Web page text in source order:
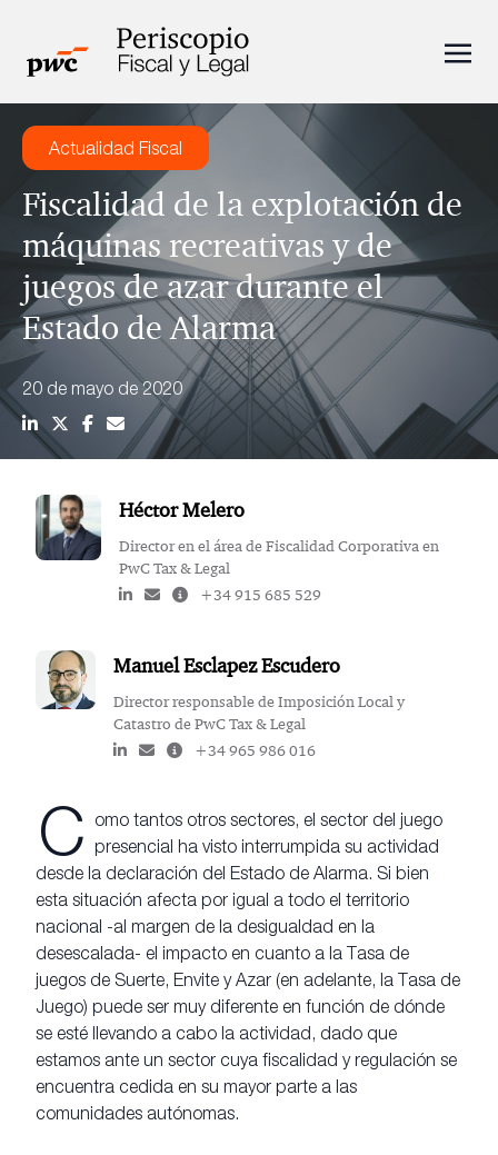
Actualidad Fiscal
Fiscalidad de la explotación de
máquinas recreativas y de
juegos de azar durante el
Estado de Alarma
20 de mayo de 2020
Héctor Melero
Director en el área de Fiscalidad Corporativa en
PwC Tax & Legal
+34 915 685 529
Manuel Esclapez Escudero
Director responsable de Imposición Local y
Catastro de PwC Tax & Legal
+34 965 986 016
C
omo tantos otros sectores, el sector del juego
presencial ha visto interrumpida su actividad
desde la declaración del Estado de Alarma. Si bien
esta situación afecta por igual a todo el territorio
nacional -al margen de la desigualdad en la
desescalada- el impacto en cuanto a la Tasa de
juegos de Suerte, Envite y Azar (en adelante, la Tasa de
Juego) puede ser muy diferente en función de dónde
se esté llevando a cabo la actividad, dado que
estamos ante un sector cuya fiscalidad y regulación se
encuentra cedida en su mayor parte a las
comunidades autónomas.